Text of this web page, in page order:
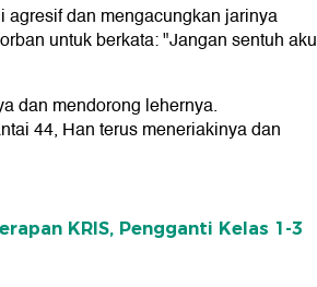
dan mengacungkan jarinya
untuk berkata: "Jangan sentuh aku
dan mendorong lehernya.
44, Han terus meneriakinya dan
KRIS, Pengganti Kelas 1-3